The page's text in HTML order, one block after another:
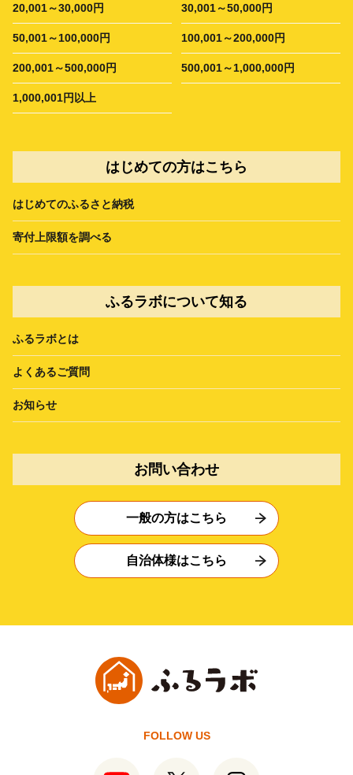
20,001～30,000円 30,001～50,000円
50,001～100,000円 100,001～200,000円
200,001～500,000円 500,001～1,000,000円
1,000,001円以上
はじめての方はこちら
はじめてのふるさと納税
寄付上限額を調べる
ふるラボについて知る
ふるラボとは
よくあるご質問
お知らせ
お問い合わせ
一般の方はこちら
自治体様はこちら
FOLLOW US